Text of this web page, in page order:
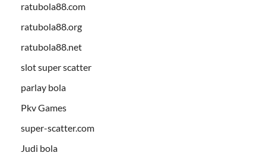
ratubola88.com
ratubola88.org
ratubola88.net
slot super scatter
parlay bola
Pkv Games
super-scatter.com
Judi bola